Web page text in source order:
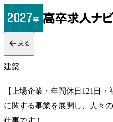
戻る
建築
【上場企業・年間休日121日
に関する事業を展開し、人々